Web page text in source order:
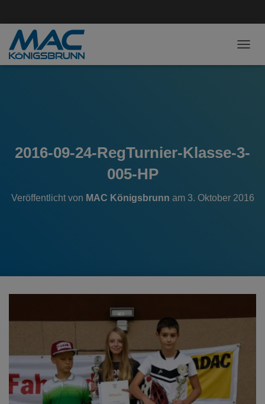
2016-09-24-RegTurnier-Klasse-3-
005-HP
Veröffentlicht von MAC Königsbrunn am 3. Oktober 2016